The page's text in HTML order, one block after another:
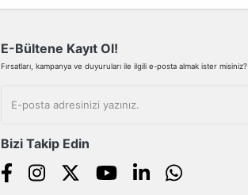
E-Bültene Kayıt Ol!
Fırsatları, kampanya ve duyuruları ile ilgili e-posta almak ister misiniz?
Bizi Takip Edin